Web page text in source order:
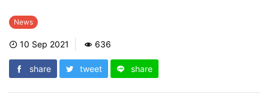
News
10 Sep 2021 636
share tweet share